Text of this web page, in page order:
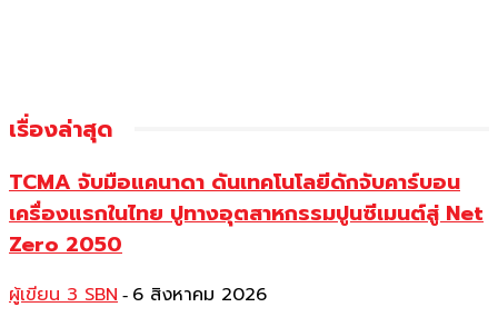
เรื่องล่าสุด
TCMA จับมือแคนาดา ดันเทคโนโลยีดักจับคาร์บอน
เครื่องแรกในไทย ปูทางอุตสาหกรรมปูนซีเมนต์สู่ Net
Zero 2050
ผู้เขียน 3 SBN - 6 สิงหาคม 2026